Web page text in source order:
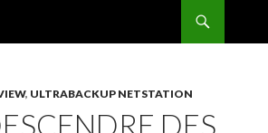
, ULTRABACKUP NETSTATION
DES